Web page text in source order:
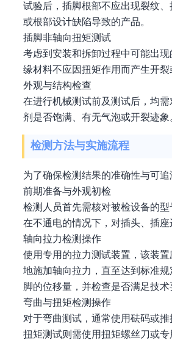
试验后，插脚根部不应出现裂纹
或根部设计缺陷导致的产品。
插脚非轴向扭矩测试
考虑到安装和拆卸过程中可能出
缘材料不应因扭矩作用而产生开裂
外观与结构检查
在进行机械测试前及测试后，均
剂是否饱满、有无气泡或开裂迹
检测方法与实施流程
为了确保检测结果的准确性与可
前期准备与外观初检
检测人员首先需核对被检设备的
在不通电的情况下，对插头、插
轴向拉力检测操作
使用专用的拉力测试装置，该装
地施加轴向拉力，直至达到标准
脚的位移量，并检查是否满足技术
弯曲与扭矩检测操作
对于弯曲测试，通常使用砝码或
扭矩测试则需使用扭矩螺丝刀或